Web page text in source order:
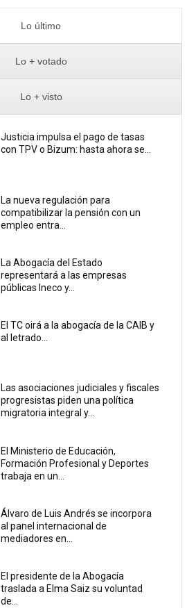
Lo último
Lo + votado
Lo + visto
Justicia impulsa el pago de tasas
con TPV o Bizum: hasta ahora se...
La nueva regulación para
compatibilizar la pensión con un
empleo entra...
La Abogacía del Estado
representará a las empresas
públicas Ineco y...
El TC oirá a la abogacía de la CAIB y
al letrado...
Las asociaciones judiciales y fiscales
progresistas piden una política
migratoria integral y...
El Ministerio de Educación,
Formación Profesional y Deportes
trabaja en un...
Álvaro de Luis Andrés se incorpora
al panel internacional de
mediadores en...
El presidente de la Abogacía
traslada a Elma Saiz su voluntad
de...